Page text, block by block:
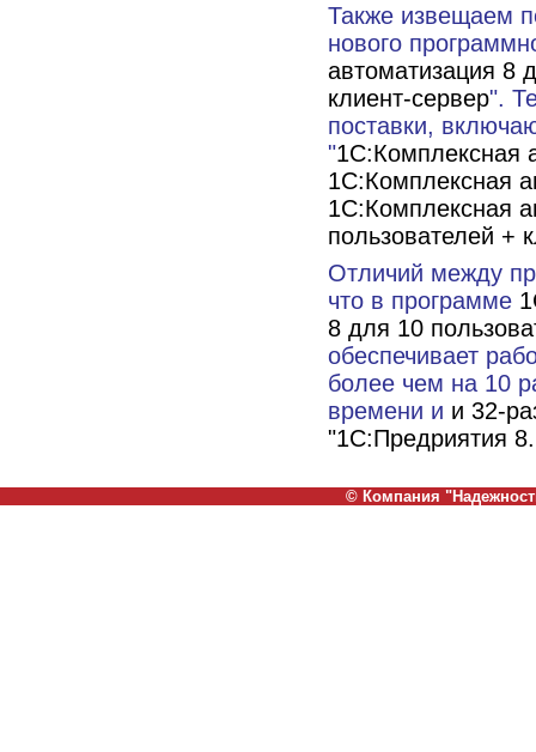
Также извещаем
нового
автоматизация 8
клиент-сервер".
поставки,
"1С:Комплексная
1С:Комплексная
1С:Комплексная
пользователей +
Отличий между
что в программе
8 для 10
обеспечивает
более чем на 10
времени и и 32-
"1С:Предриятия
© Компания